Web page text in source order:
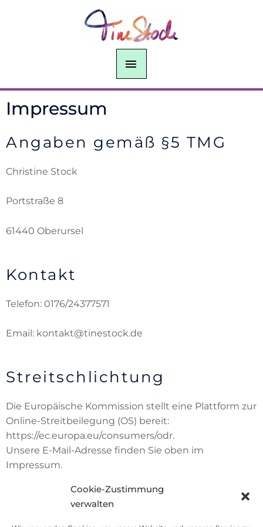
Cookie-Zustimmung
verwalten
HAUPTMENÜ
Impressum
Angaben gemäß §5 TMG
Christine Stock
Portstraße 8
61440 Oberursel
Kontakt
Telefon: 0176/24377571
Email: kontakt@tinestock.de
Streitschlichtung
Die Europäische Kommission stellt eine Plattform zur
Online-Streitbeilegung (OS) bereit:
https://ec.europa.eu/consumers/odr.
Unsere E-Mail-Adresse finden Sie oben im
Impressum.
Wir sind nicht bereit oder verpflichtet, an
Streitbeilegungsverfahren vor einer
Verbraucherschlichtungsstelle teilzunehmen.